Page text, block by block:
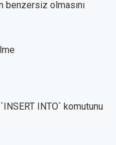
benzersiz olmasını
INTO` komutunu